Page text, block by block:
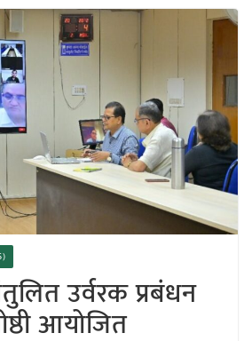
उर्वरक प्रबंधन
आयोजित